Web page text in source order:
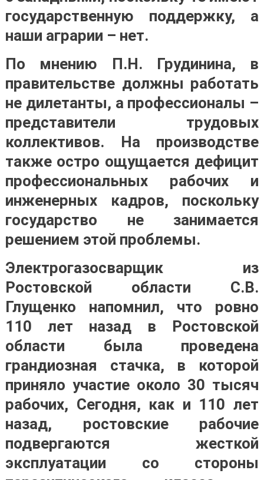
государственную поддержку, а
наши аграрии – нет.
По мнению П.Н. Грудинина, в
правительстве должны работать
не дилетанты, а профессионалы –
представители трудовых
коллективов. На производстве
также остро ощущается дефицит
профессиональных рабочих и
инженерных кадров, поскольку
государство не занимается
решением этой проблемы.
Электрогазосварщик из
Ростовской области С.В.
Глущенко напомнил, что ровно
110 лет назад в Ростовской
области была проведена
грандиозная стачка, в которой
приняло участие около 30 тысяч
рабочих, Сегодня, как и 110 лет
назад, ростовские рабочие
подвергаются жесткой
эксплуатации со стороны